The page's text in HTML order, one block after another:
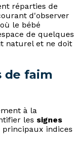
réparties de
d'observer
le bébé
de quelques
naturel et ne doit
de faim
à la
les signes
principaux indices